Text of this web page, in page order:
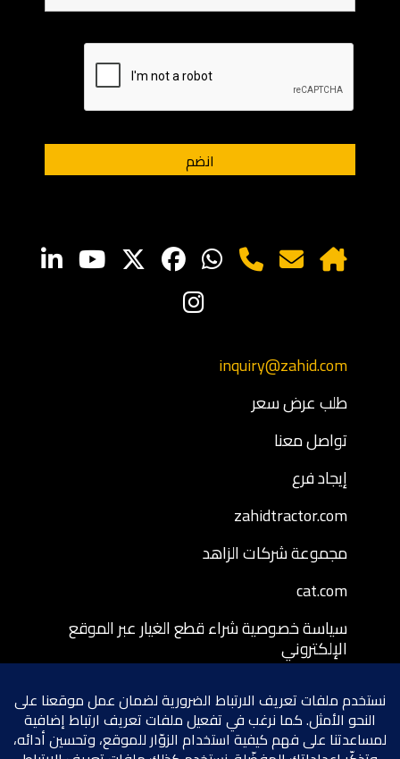
inquiry@zahid.com
طلب عرض سعر
تواصل معنا
إيجاد فرع
zahidtractor.com
مجموعة شركات الزاهد
cat.com
سياسة خصوصية شراء قطع الغيار عبر الموقع
الإلكتروني
الإلكتروني
سياسة إرجاع قطع الغيار المشتراة عبر الموقع